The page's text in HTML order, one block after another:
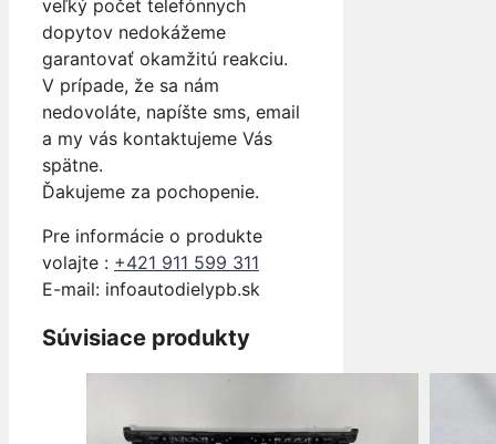
veľký počet telefónnych
dopytov nedokážeme
garantovať okamžitú reakciu.
V prípade, že sa nám
nedovoláte, napíšte sms, email
a my vás kontaktujeme Vás
spätne.
Ďakujeme za pochopenie.
Pre informácie o produkte
volajte : +421 911 599 311
E-mail: infoautodielypb.sk
Súvisiace produkty